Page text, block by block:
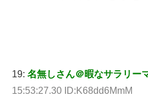
19: 名無しさん＠暇なサラリー
15:53:27.30 ID:K68dd6MmM